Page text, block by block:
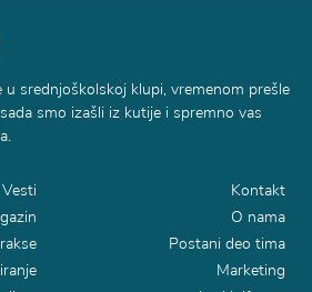
u srednjoškolskoj klupi, vremenom prešle
smo izašli iz kutije i spremno vas
Vesti
Kontakt
O nama
Postani deo tima
Marketing